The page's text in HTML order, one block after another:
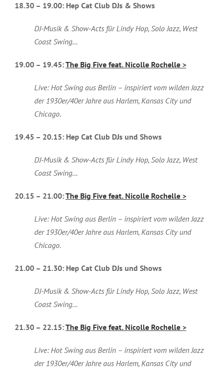
18.30 – 19.00: Hep Cat Club DJs & Shows
DJ-Musik & Show-Acts für Lindy Hop, Solo Jazz, West
Coast Swing…
19.00 – 19.45:The Big Five feat. Nicolle Rochelle >
Live: Hot Swing aus Berlin – inspiriert vom wilden Jazz
der 1930er/40er Jahre aus Harlem, Kansas City und
Chicago.
19.45 – 20.15: Hep Cat Club DJs und Shows
DJ-Musik & Show-Acts für Lindy Hop, Solo Jazz, West
Coast Swing…
20.15 – 21.00:The Big Five feat. Nicolle Rochelle >
Live: Hot Swing aus Berlin – inspiriert vom wilden Jazz
der 1930er/40er Jahre aus Harlem, Kansas City und
Chicago.
21.00 – 21.30: Hep Cat Club DJs und Shows
DJ-Musik & Show-Acts für Lindy Hop, Solo Jazz, West
Coast Swing…
21.30 – 22.15:The Big Five feat. Nicolle Rochelle >
Live: Hot Swing aus Berlin – inspiriert vom wilden Jazz
der 1930er/40er Jahre aus Harlem, Kansas City und